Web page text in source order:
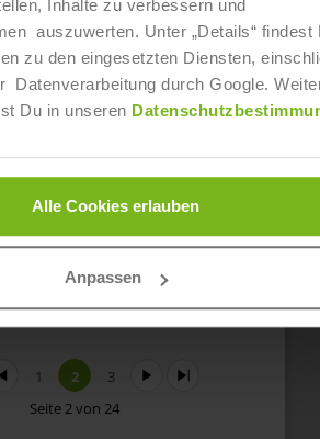
Inhalte zu verbessern und
auszuwerten. Unter „Details“ findest
zu den eingesetzten Diensten,
Datenverarbeitung durch Google.
Du in unseren
Alle Cookies erlauben
Anpassen
und Fitnesskaufmann:frau /
in Bad Vilbel
Zurück
1 2 3 Vor
Seite 2 von 24